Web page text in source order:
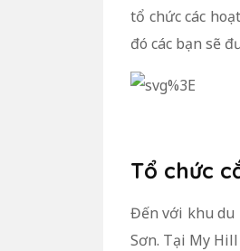
tổ chức các
đó các bạn sẽ
Tổ chức
Đến với khu du
Sơn. Tại My